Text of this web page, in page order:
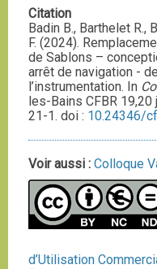
Citation
Badin B., Barthelet R.,
F. (2024).
de Sablons –
arrêt de navigation -
l’instrumentation. In
les-Bains CFBR
21-1. doi : 10.24346/
Voir aussi : Colloque
d’Utilisation